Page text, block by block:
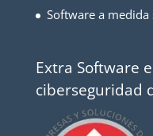
Software a medida
Extra Software
ciberseguridad